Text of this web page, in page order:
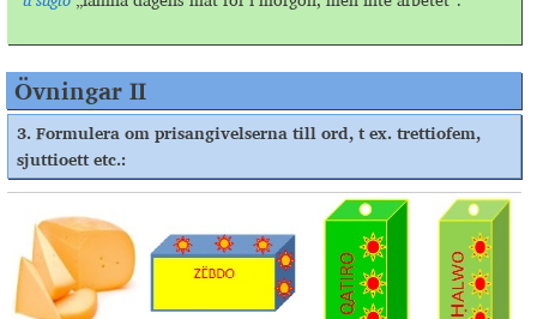
Övningar II
3. Formulera om prisangivelserna till ord, t ex. trettiofem,
sjuttioett etc.: